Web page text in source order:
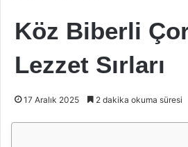
Köz Biberli
Lezzet Sırları
17 Aralık 2025 2 dakika okuma süresi